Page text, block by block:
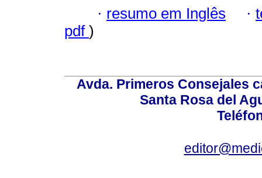
· resumo em Inglês ·
pdf )
Avda. Primeros Consejales
Santa Rosa del